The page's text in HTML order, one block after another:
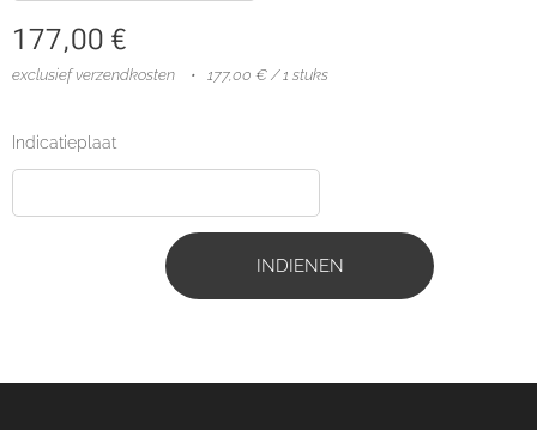
177,00 €
exclusief verzendkosten 177,00 € / 1 stuks
Indicatieplaat
INDIENEN